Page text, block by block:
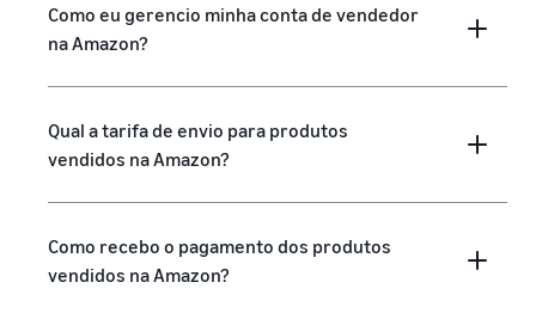
Como eu gerencio minha conta de vendedor
na Amazon?
Qual a tarifa de envio para produtos
vendidos na Amazon?
Como recebo o pagamento dos produtos
vendidos na Amazon?